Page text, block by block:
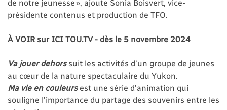
de notre jeunesse », ajoute Sonia Boisvert, vice-
présidente contenus et production de TFO.
À VOIR sur ICI TOU.TV - dès le 5 novembre 2024
Va jouer dehorssuit les activités d’un groupe de jeunes
au cœur de la nature spectaculaire du Yukon.
Ma vie en couleursest une série d’animation qui
souligne l’importance du partage des souvenirs entre les